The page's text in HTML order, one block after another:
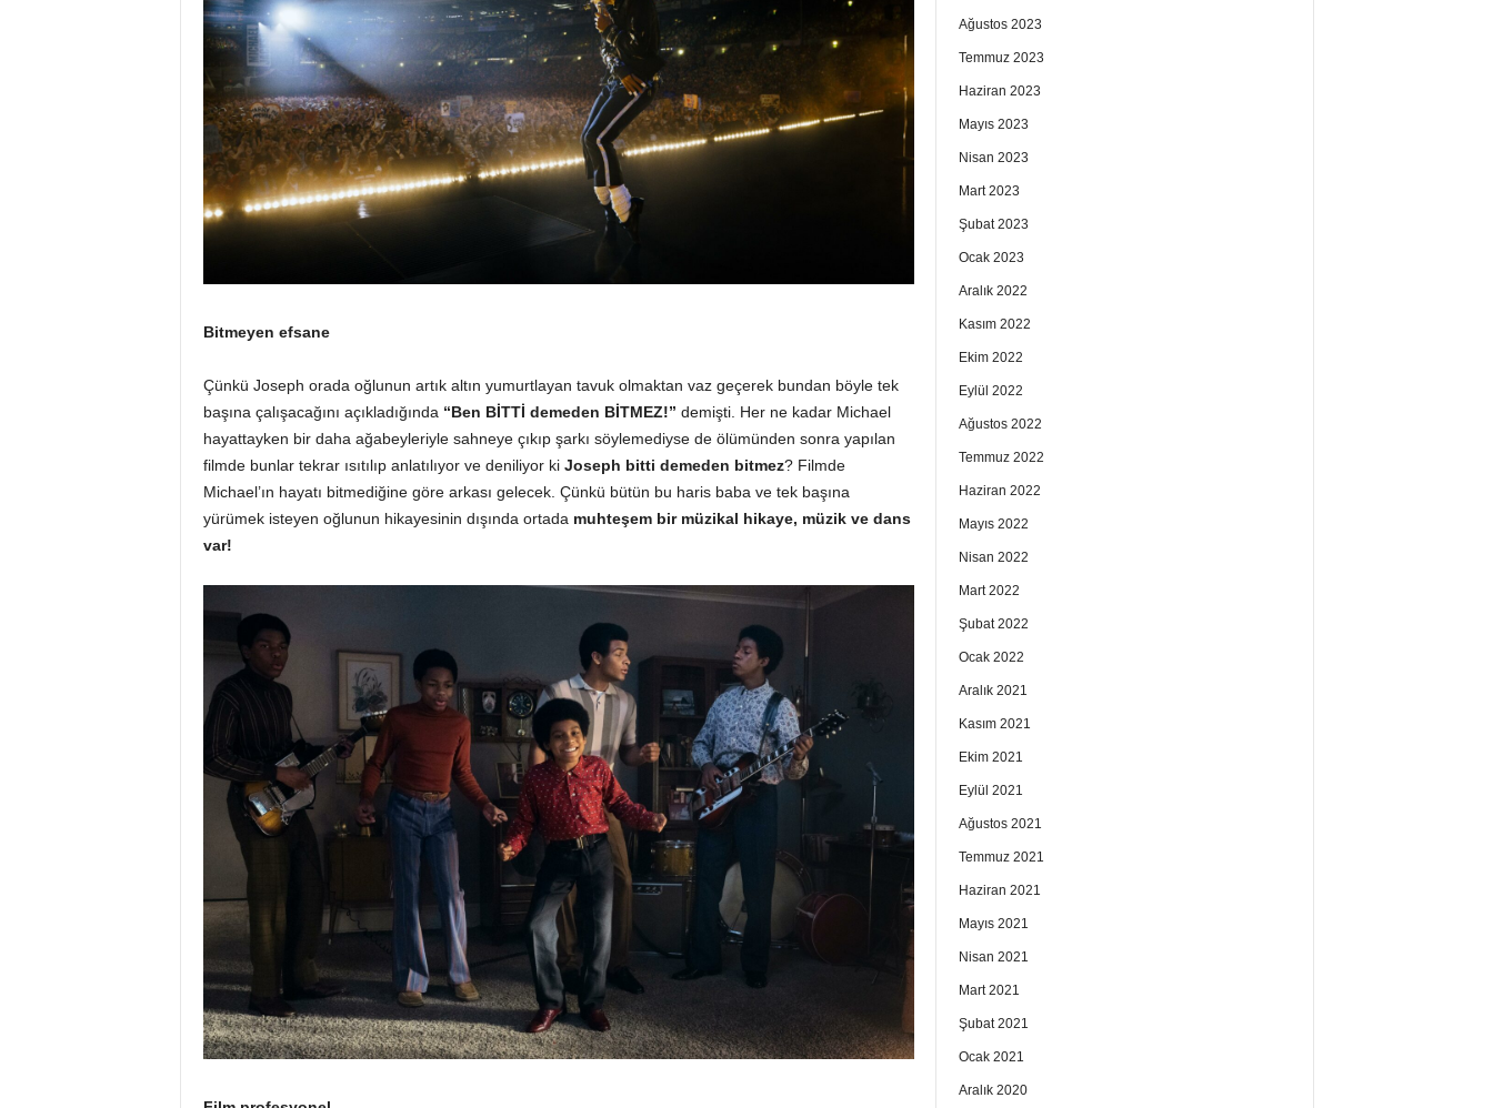
Bitmeyen efsane
Çünkü Joseph orada oğlunun artık altın yumurtlayan tavuk olmaktan vaz geçerek bundan böyle tek
başına çalışacağını açıkladığında “Ben BİTTİ demeden BİTMEZ!” demişti. Her ne kadar Michael
hayattayken bir daha ağabeyleriyle sahneye çıkıp şarkı söylemediyse de ölümünden sonra yapılan
filmde bunlar tekrar ısıtılıp anlatılıyor ve deniliyor ki Joseph bitti demeden bitmez? Filmde
Michael’ın hayatı bitmediğine göre arkası gelecek. Çünkü bütün bu haris baba ve tek başına
yürümek isteyen oğlunun hikayesinin dışında ortada muhteşem bir müzikal hikaye, müzik ve dans
var!
Ağustos 2023
Temmuz 2023
Haziran 2023
Mayıs 2023
Nisan 2023
Mart 2023
Şubat 2023
Ocak 2023
Aralık 2022
Kasım 2022
Ekim 2022
Eylül 2022
Ağustos 2022
Temmuz 2022
Haziran 2022
Mayıs 2022
Nisan 2022
Mart 2022
Şubat 2022
Ocak 2022
Aralık 2021
Kasım 2021
Ekim 2021
Eylül 2021
Ağustos 2021
Temmuz 2021
Haziran 2021
Mayıs 2021
Nisan 2021
Mart 2021
Şubat 2021
Ocak 2021
Aralık 2020